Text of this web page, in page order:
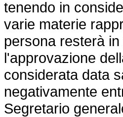
tenendo in
varie materie
persona resterà
l'approvazione
considerata data
negativamente
Segretario